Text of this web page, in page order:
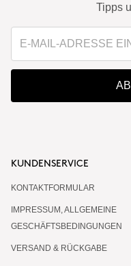
Tipps
KUNDENSERVICE
KONTAKTFORMULAR
IMPRESSUM, ALLGEMEINE
GESCHÄFTSBEDINGUNGEN
VERSAND & RÜCKGABE